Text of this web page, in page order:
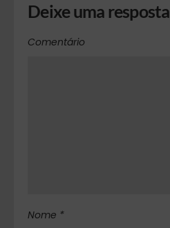
Deixe uma resposta
Comentário
Nome *